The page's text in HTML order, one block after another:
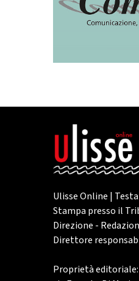
Ulisse Online |
Stampa presso il
Direzione -
Direttore
Proprietà